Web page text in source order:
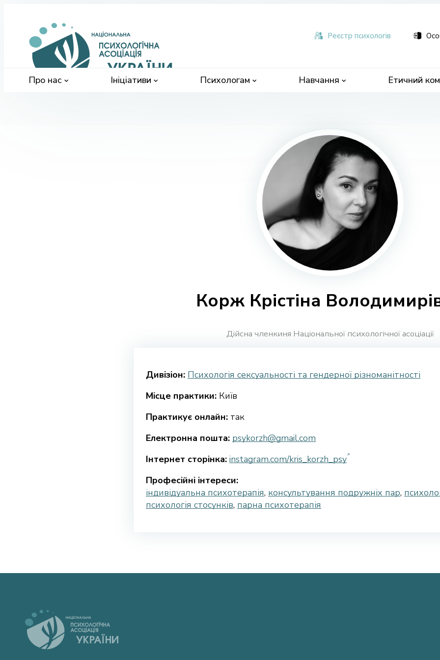
Про нас
Ініціативи Психологам Навчання Етичний
Реєстр психологів
Корж Крістіна
Дійсна членкиня Національної психологічної асоціації
Дивізіон: Психологія сексуальності та гендерної різноманітності
Місце практики: Київ
Практикує онлайн: так
Електронна пошта: psykorzh@gmail.com
Інтернет сторінка: instagram.com/kris_korzh_psy
Професійні інтереси:
індивідуальна психотерапія, консультування подружніх пар,
психологія стосунків, парна психотерапія